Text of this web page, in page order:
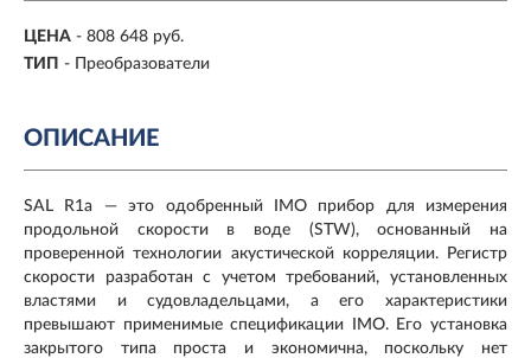
ЦЕНА - 808 648 руб.
ТИП - Преобразователи
ОПИСАНИЕ
SAL R1a — это одобренный IMO прибор для измерения
продольной скорости в воде (STW), основанный на
проверенной технологии акустической корреляции. Регистр
скорости разработан с учетом требований, установленных
властями и судовладельцами, а его характеристики
превышают применимые спецификации IMO. Его установка
закрытого типа проста и экономична, поскольку нет